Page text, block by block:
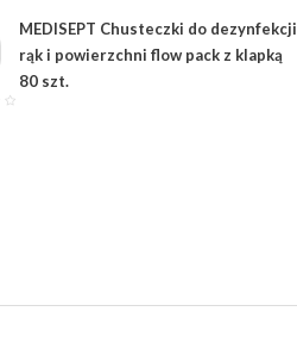
MEDISEPT Chusteczki do dezynfekcji
rąk i powierzchni flow pack z klapką
80 szt.